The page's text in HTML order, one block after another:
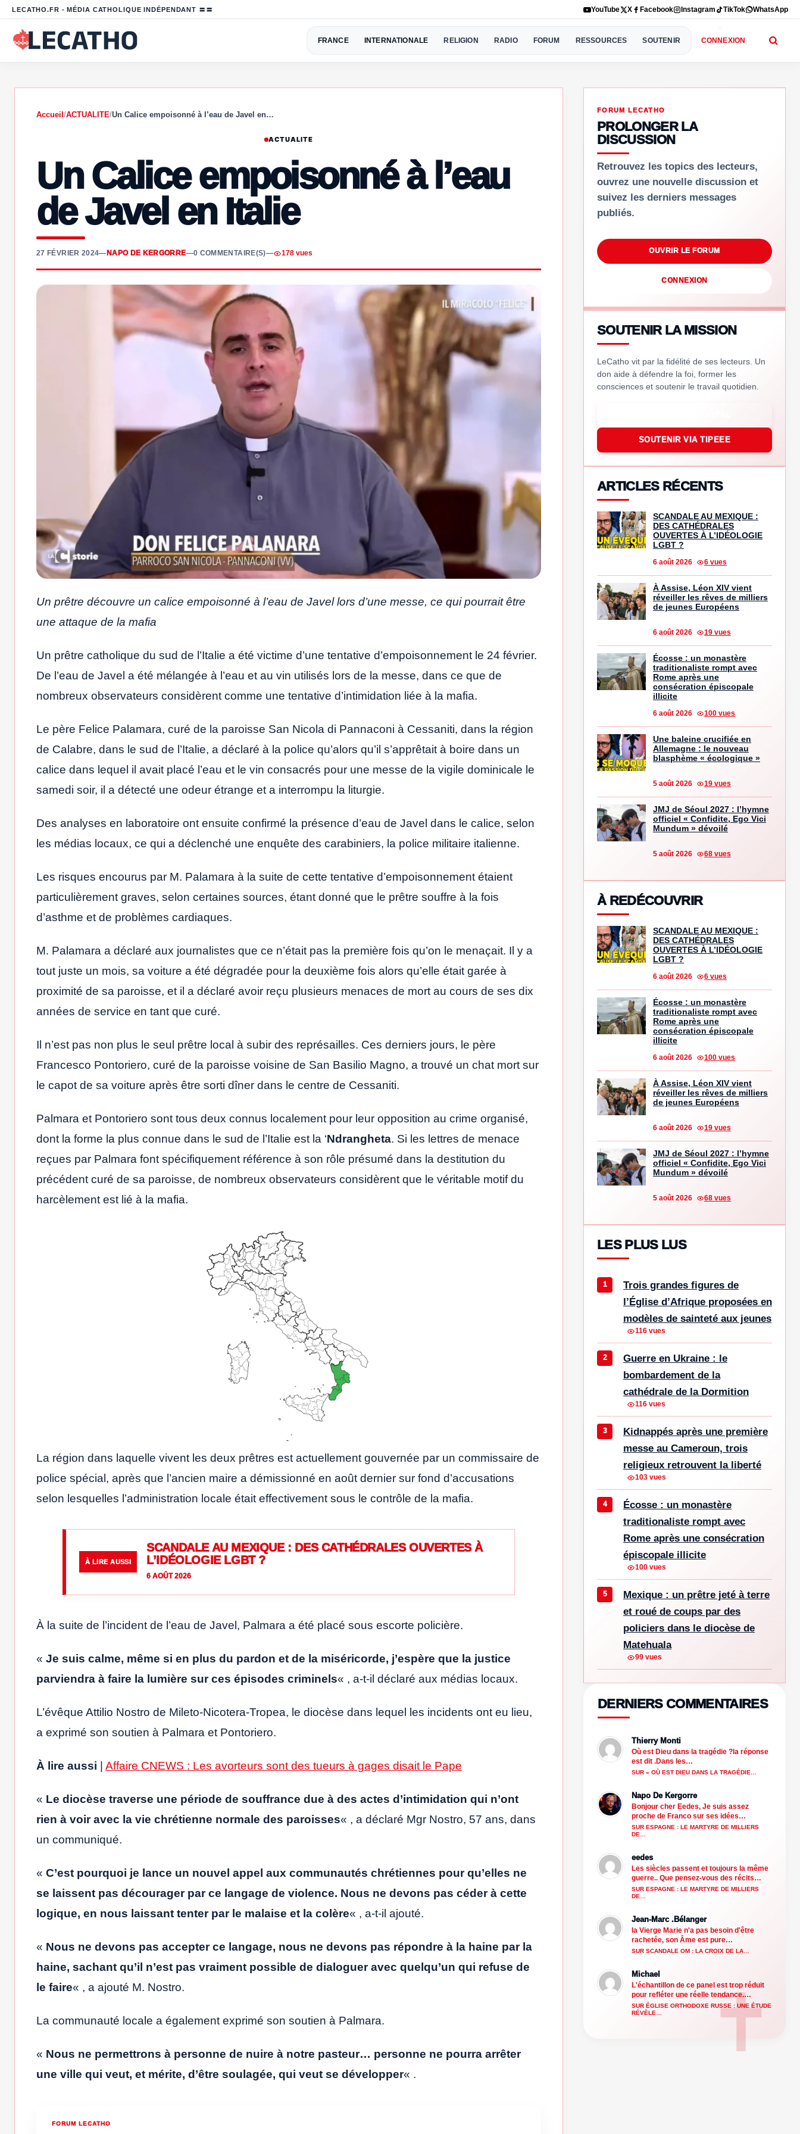
LECATHO.FR - MÉDIA CATHOLIQUE INDÉPENDANT 〓〓 YouTube X Facebook Instagram TikTok WhatsApp
FRANCE INTERNATIONALE RELIGION RADIO FORUM RESSOURCES SOUTENIR CONNEXION
Accueil /ACTUALITE/Un Calice empoisonné à l’eau de Javel en…
ACTUALITE
Un Calice empoisonné à l’eau
de Javel en Italie
27 FÉVRIER 2024— NAPO DE KERGORRE—0 COMMENTAIRE(S)— 178 vues
Un prêtre découvre un calice empoisonné à l’eau de Javel lors d’une messe, ce qui pourrait être
une attaque de la mafia
Un prêtre catholique du sud de l’Italie a été victime d’une tentative d’empoisonnement le 24 février.
De l’eau de Javel a été mélangée à l’eau et au vin utilisés lors de la messe, dans ce que de
nombreux observateurs considèrent comme une tentative d’intimidation liée à la mafia.
Le père Felice Palamara, curé de la paroisse San Nicola di Pannaconi à Cessaniti, dans la région
de Calabre, dans le sud de l’Italie, a déclaré à la police qu’alors qu’il s’apprêtait à boire dans un
calice dans lequel il avait placé l’eau et le vin consacrés pour une messe de la vigile dominicale le
samedi soir, il a détecté une odeur étrange et a interrompu la liturgie.
Des analyses en laboratoire ont ensuite confirmé la présence d’eau de Javel dans le calice, selon
les médias locaux, ce qui a déclenché une enquête des carabiniers, la police militaire italienne.
Les risques encourus par M. Palamara à la suite de cette tentative d’empoisonnement étaient
particulièrement graves, selon certaines sources, étant donné que le prêtre souffre à la fois
d’asthme et de problèmes cardiaques.
M. Palamara a déclaré aux journalistes que ce n’était pas la première fois qu’on le menaçait. Il y a
tout juste un mois, sa voiture a été dégradée pour la deuxième fois alors qu’elle était garée à
proximité de sa paroisse, et il a déclaré avoir reçu plusieurs menaces de mort au cours de ses dix
années de service en tant que curé.
Il n’est pas non plus le seul prêtre local à subir des représailles. Ces derniers jours, le père
Francesco Pontoriero, curé de la paroisse voisine de San Basilio Magno, a trouvé un chat mort sur
le capot de sa voiture après être sorti dîner dans le centre de Cessaniti.
Palmara et Pontoriero sont tous deux connus localement pour leur opposition au crime organisé,
dont la forme la plus connue dans le sud de l’Italie est la ‘Ndrangheta. Si les lettres de menace
reçues par Palmara font spécifiquement référence à son rôle présumé dans la destitution du
précédent curé de sa paroisse, de nombreux observateurs considèrent que le véritable motif du
harcèlement est lié à la mafia.
La région dans laquelle vivent les deux prêtres est actuellement gouvernée par un commissaire de
police spécial, après que l’ancien maire a démissionné en août dernier sur fond d’accusations
selon lesquelles l’administration locale était effectivement sous le contrôle de la mafia.
À LIRE AUSSI
SCANDALE AU MEXIQUE : DES CATHÉDRALES OUVERTES À
L’IDÉOLOGIE LGBT ?
6 AOÛT 2026
À la suite de l’incident de l’eau de Javel, Palmara a été placé sous escorte policière.
« Je suis calme, même si en plus du pardon et de la miséricorde, j’espère que la justice
parviendra à faire la lumière sur ces épisodes criminels« , a-t-il déclaré aux médias locaux.
L’évêque Attilio Nostro de Mileto-Nicotera-Tropea, le diocèse dans lequel les incidents ont eu lieu,
a exprimé son soutien à Palmara et Pontoriero.
À lire aussi | Affaire CNEWS : Les avorteurs sont des tueurs à gages disait le Pape
« Le diocèse traverse une période de souffrance due à des actes d’intimidation qui n’ont
rien à voir avec la vie chrétienne normale des paroisses« , a déclaré Mgr Nostro, 57 ans, dans
un communiqué.
« C’est pourquoi je lance un nouvel appel aux communautés chrétiennes pour qu’elles ne
se laissent pas décourager par ce langage de violence. Nous ne devons pas céder à cette
logique, en nous laissant tenter par le malaise et la colère« , a-t-il ajouté.
« Nous ne devons pas accepter ce langage, nous ne devons pas répondre à la haine par la
haine, sachant qu’il n’est pas vraiment possible de dialoguer avec quelqu’un qui refuse de
le faire« , a ajouté M. Nostro.
La communauté locale a également exprimé son soutien à Palmara.
« Nous ne permettrons à personne de nuire à notre pasteur… personne ne pourra arrêter
une ville qui veut, et mérite, d’être soulagée, qui veut se développer« .
FORUM LECATHO
FORUM LECATHO
PROLONGER LA
DISCUSSION
Retrouvez les topics des lecteurs,
ouvrez une nouvelle discussion et
suivez les derniers messages
publiés.
OUVRIR LE FORUM
CONNEXION
SOUTENIR LA MISSION
LeCatho vit par la fidélité de ses lecteurs. Un
don aide à défendre la foi, former les
consciences et soutenir le travail quotidien.
SOUTENIR VIA TIPEEE
ARTICLES RÉCENTS
SCANDALE AU MEXIQUE :
DES CATHÉDRALES
OUVERTES À L’IDÉOLOGIE
LGBT ?
6 août 2026 6 vues
À Assise, Léon XIV vient
réveiller les rêves de milliers
de jeunes Européens
6 août 2026 19 vues
Écosse : un monastère
traditionaliste rompt avec
Rome après une
consécration épiscopale
illicite
6 août 2026 100 vues
Une baleine crucifiée en
Allemagne : le nouveau
blasphème « écologique »
5 août 2026 19 vues
JMJ de Séoul 2027 : l’hymne
officiel « Confidite, Ego Vici
Mundum » dévoilé
5 août 2026 68 vues
À REDÉCOUVRIR
SCANDALE AU MEXIQUE :
DES CATHÉDRALES
OUVERTES À L’IDÉOLOGIE
LGBT ?
6 août 2026 6 vues
Écosse : un monastère
traditionaliste rompt avec
Rome après une
consécration épiscopale
illicite
6 août 2026 100 vues
À Assise, Léon XIV vient
réveiller les rêves de milliers
de jeunes Européens
6 août 2026 19 vues
JMJ de Séoul 2027 : l’hymne
officiel « Confidite, Ego Vici
Mundum » dévoilé
5 août 2026 68 vues
LES PLUS LUS
Trois grandes figures de
l’Église d’Afrique proposées en
modèles de sainteté aux jeunes
116 vues
Guerre en Ukraine : le
bombardement de la
cathédrale de la Dormition
116 vues
Kidnappés après une première
messe au Cameroun, trois
religieux retrouvent la liberté
103 vues
Écosse : un monastère
traditionaliste rompt avec
Rome après une consécration
épiscopale illicite
100 vues
Mexique : un prêtre jeté à terre
et roué de coups par des
policiers dans le diocèse de
Matehuala
99 vues
DERNIERS COMMENTAIRES
Thierry Monti
Où est Dieu dans la tragédie ?la réponse
est dit .Dans les…
SUR « OÙ EST DIEU DANS LA TRAGÉDIE…
Napo De Kergorre
Bonjour cher Eedes, Je suis assez
proche de Franco sur ses idées…
SUR ESPAGNE : LE MARTYRE DE MILLIERS
DE…
eedes
Les siècles passent et toujours la même
guerre.. Que pensez-vous des récits…
SUR ESPAGNE : LE MARTYRE DE MILLIERS
DE…
Jean-Marc .Bélanger
la Vierge Marie n'a pas besoin d'être
rachetée, son Âme est pure…
SUR SCANDALE OM : LA CROIX DE LA…
Michael
L'échantillon de ce panel est trop réduit
pour refléter une réelle tendance.…
SUR ÉGLISE ORTHODOXE RUSSE : UNE ÉTUDE
RÉVÈLE…